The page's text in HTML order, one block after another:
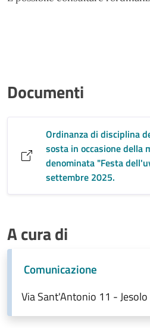
Documenti
Ordinanza di disciplina
sosta in occasione della
denominata "Festa
settembre 2025.
A cura di
Comunicazione
Via Sant'Antonio 11 -